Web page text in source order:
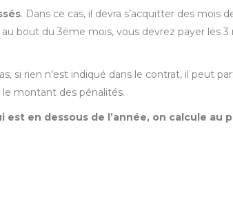
. Dans ce cas, il devra s’acquitter des mois
bout du 3ème mois, vous devrez payer les 3
si rien n’est indiqué dans le contrat, il peut
montant des pénalités.
en dessous de l’année, on calcule au